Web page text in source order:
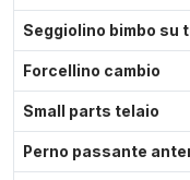
Seggiolino bimbo su
Forcellino cambio
Small parts telaio
Perno passante